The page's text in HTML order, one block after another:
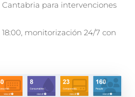
para intervenciones
monitorización 24/7 con